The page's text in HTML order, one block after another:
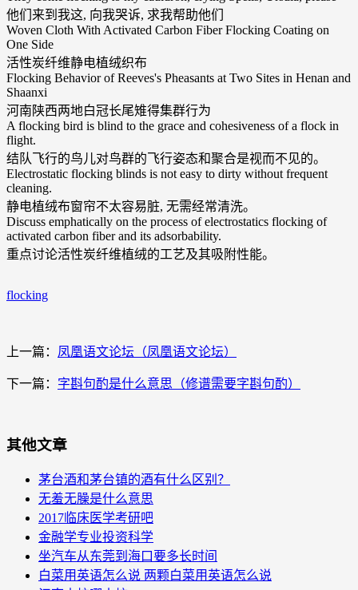
他们来到我这, 向我哭诉, 求我帮助他们
Woven Cloth With Activated Carbon Fiber Flocking Coating on
One Side
活性炭纤维静电植绒织布
Flocking Behavior of Reeves's Pheasants at Two Sites in Henan and
Shaanxi
河南陕西两地白冠长尾雉得集群行为
A flocking bird is blind to the grace and cohesiveness of a flock in
flight.
结队飞行的鸟儿对鸟群的飞行姿态和聚合是视而不见的。
Electrostatic flocking blinds is not easy to dirty without frequent
cleaning.
静电植绒布窗帘不太容易脏, 无需经常清洗。
Discuss emphatically on the process of electrostatics flocking of
activated carbon fiber and its adsorbability.
重点讨论活性炭纤维植绒的工艺及其吸附性能。
flocking
上一篇： 凤凰语文论坛（凤凰语文论坛）
下一篇： 字斟句酌是什么意思（修谱需要字斟句酌）
其他文章
茅台酒和茅台镇的酒有什么区别？
无羞无臊是什么意思
2017临床医学考研吧
金融学专业投资科学
坐汽车从东莞到海口要多长时间
白菜用英语怎么说 两颗白菜用英语怎么说